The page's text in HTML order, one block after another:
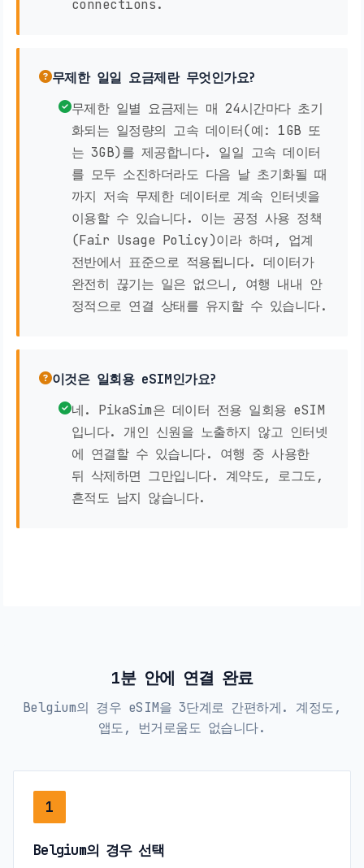
connections.
무제한 일일 요금제란 무엇인가요?
무제한 일별 요금제는 매 24시간마다 초기
화되는 일정량의 고속 데이터(예: 1GB 또
는 3GB)를 제공합니다. 일일 고속 데이터
를 모두 소진하더라도 다음 날 초기화될 때
까지 저속 무제한 데이터로 계속 인터넷을
이용할 수 있습니다. 이는 공정 사용 정책
(Fair Usage Policy)이라 하며, 업계
전반에서 표준으로 적용됩니다. 데이터가
완전히 끊기는 일은 없으니, 여행 내내 안
정적으로 연결 상태를 유지할 수 있습니다.
이것은 일회용 eSIM인가요?
네. PikaSim은 데이터 전용 일회용 eSIM
입니다. 개인 신원을 노출하지 않고 인터넷
에 연결할 수 있습니다. 여행 중 사용한
뒤 삭제하면 그만입니다. 계약도, 로그도,
흔적도 남지 않습니다.
1분 안에 연결 완료
Belgium의 경우 eSIM을 3단계로 간편하게. 계정도,
앱도, 번거로움도 없습니다.
1
Belgium의 경우 선택